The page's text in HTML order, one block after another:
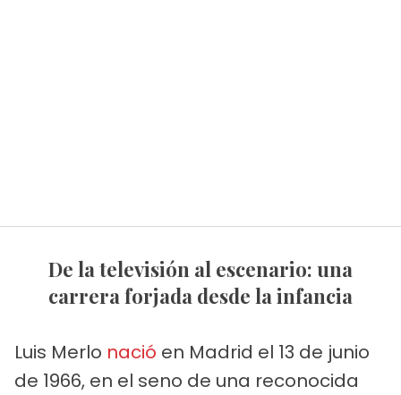
De la televisión al escenario: una
carrera forjada desde la infancia
Luis Merlo nació en Madrid el 13 de junio
de 1966, en el seno de una reconocida